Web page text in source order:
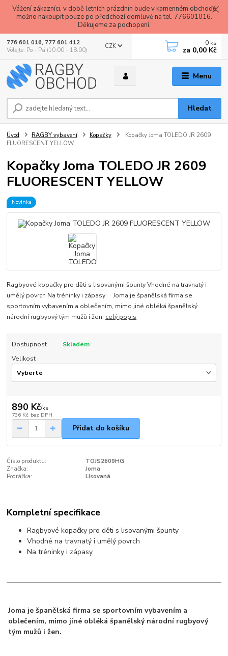
Vážení zákazníci, v době letních prázdnin bude v kamenném obchodě
možno nakoupit pouze po předchozí domluvě na tel. 776601016.
Děkujeme za pochopení.
Menu
CZK
Hledat
776 601 016, 777 601 412
Volejte: Po - Pá (10:00 - 18:00)
0 ks
za 0,00 Kč
Úvod RAGBY vybavení Kopačky
Kopačky Joma TOLEDO JR 2609
FLUORESCENT YELLOW
Kopačky Joma TOLEDO JR 2609
FLUORESCENT YELLOW
Novinka
Ragbyové kopačky pro děti s lisovanými špunty Vhodné na travnatý i
umělý povrch Na tréninky i zápasy Joma je španělská firma se
sportovním vybavením a oblečením, mimo jiné obléká španělský
národní rugbyový tým mužů i žen. celý popis
Dostupnost
Skladem
Velikost
890 Kč/ks
736 Kč bez DPH
Přidat do košíku
Číslo produktu:
TOJS2609HG
Značka:
Joma
Podrážka:
Lisovaná
Kompletní specifikace
Ragbyové kopačky pro děti s lisovanými špunty
Vhodné na travnatý i umělý povrch
Na tréninky i zápasy
Joma je španělská firma se sportovním vybavením a
oblečením, mimo jiné obléká španělský národní rugbyový
tým mužů i žen.